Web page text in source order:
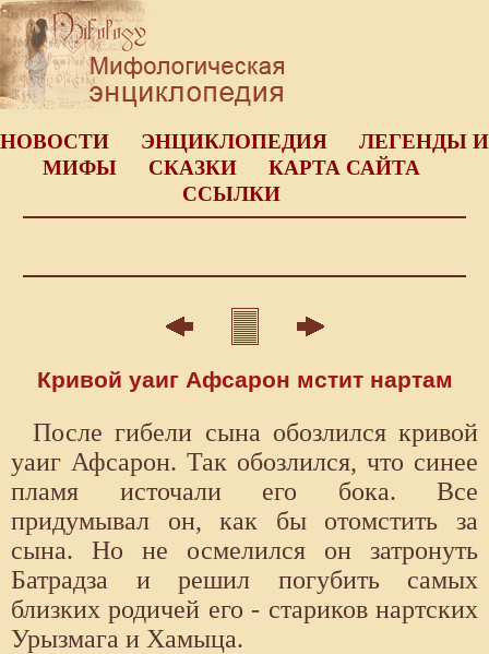
НОВОСТИ ЭНЦИКЛОПЕДИЯ
ЛЕГЕНДЫ И
МИФЫ
СКАЗКИ
КАРТА САЙТА
ССЫЛКИ
Кривой уаиг Афсарон мстит нартам
После гибели сына обозлился кривой
уаиг Афсарон. Так обозлился, что синее
пламя источали его бока. Все
придумывал он, как бы отомстить за
сына. Но не осмелился он затронуть
Батрадза и решил погубить самых
близких родичей его - стариков нартских
Урызмага и Хамыца.